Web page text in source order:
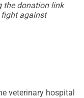
dans la vie
the donation link
against
veterinary hospital